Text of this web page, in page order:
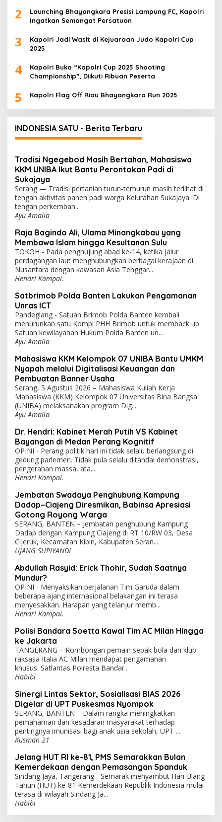
2
Launching Bhayangkara Presisi Lampung FC, Kapolri
Ingatkan Semangat Persatuan
3
Kapolri Jadi Wasit di Kejuaraan Judo Kapolri Cup
2025
4
Kapolri Buka “Kapolri Cup 2025 Shooting
Championship”, Diikuti Ribuan Peserta
5 Kapolri Flag Off Riau Bhayangkara Run 2025
INDONESIA SATU - Berita Terbaru
Tradisi Ngegebod Masih Bertahan, Mahasiswa
KKM UNIBA Ikut Bantu Perontokan Padi di
Sukajaya
Serang — Tradisi pertanian turun-temurun masih terlihat di
tengah aktivitas panen padi warga Kelurahan Sukajaya. Di
tengah perkemban...
Ayu Amalia
Raja Bagindo Ali, Ulama Minangkabau yang
Membawa Islam hingga Kesultanan Sulu
TOKOH - Pada penghujung abad ke-14, ketika jalur
perdagangan laut menghubungkan berbagai kerajaan di
Nusantara dengan kawasan Asia Tenggar...
Hendri Kampai.
Satbrimob Polda Banten Lakukan Pengamanan
Unras ICT
Pandeglang - Satuan Brimob Polda Banten kembali
menurunkan satu Kompi PHH Brimob untuk memback up
Satuan kewilayahan Hukum Polda Banten un...
Ayu Amalia
Mahasiswa KKM Kelompok 07 UNIBA Bantu UMKM
Nyapah melalui Digitalisasi Keuangan dan
Pembuatan Banner Usaha
Serang, 5 Agustus 2026 – Mahasiswa Kuliah Kerja
Mahasiswa (KKM) Kelompok 07 Universitas Bina Bangsa
(UNIBA) melaksanakan program Dig...
Ayu Amalia
Dr. Hendri: Kabinet Merah Putih VS Kabinet
Bayangan di Medan Perang Kognitif
OPINI - Perang politik hari ini tidak selalu berlangsung di
gedung parlemen. Tidak pula selalu ditandai demonstrasi,
pengerahan massa, ata...
Hendri Kampai.
Jembatan Swadaya Penghubung Kampung
Dadap–Ciajeng Diresmikan, Babinsa Apresiasi
Gotong Royong Warga
SERANG, BANTEN – Jembatan penghubung Kampung
Dadap dengan Kampung Ciajeng di RT 10/RW 03, Desa
Cijeruk, Kecamatan Kibin, Kabupaten Seran...
UJANG SUPIYANDI
Abdullah Rasyid: Erick Thohir, Sudah Saatnya
Mundur?
OPINI - Menyaksikan perjalanan Tim Garuda dalam
beberapa ajang internasional belakangan ini terasa
menyesakkan. Harapan yang telanjur memb...
Hendri Kampai.
Polisi Bandara Soetta Kawal Tim AC Milan Hingga
ke Jakarta
TANGERANG – Rombongan pemain sepak bola dari klub
raksasa Italia AC Milan mendapat pengamanan
khusus. Satlantas Polresta Bandar...
Habibi
Sinergi Lintas Sektor, Sosialisasi BIAS 2026
Digelar di UPT Puskesmas Nyompok
SERANG, BANTEN – Dalam rangka meningkatkan
pemahaman dan kesadaran masyarakat terhadap
pentingnya imunisasi bagi anak usia sekolah, UPT ...
Kusman 21
Jelang HUT RI ke-81, PMS Semarakkan Bulan
Kemerdekaan dengan Pemasangan Spanduk
Sindang Jaya, Tangerang - Semarak menyambut Hari Ulang
Tahun (HUT) ke-81 Kemerdekaan Republik Indonesia mulai
terasa di wilayah Sindang Ja...
Habibi